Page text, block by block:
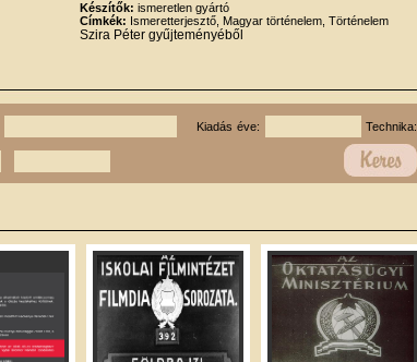
Készítők: ismeretlen gyártó
Címkék: Ismeretterjesztő, Magyar történelem, Történelem
Szira Péter gyűjteményéből
Kiadás éve: Technika: